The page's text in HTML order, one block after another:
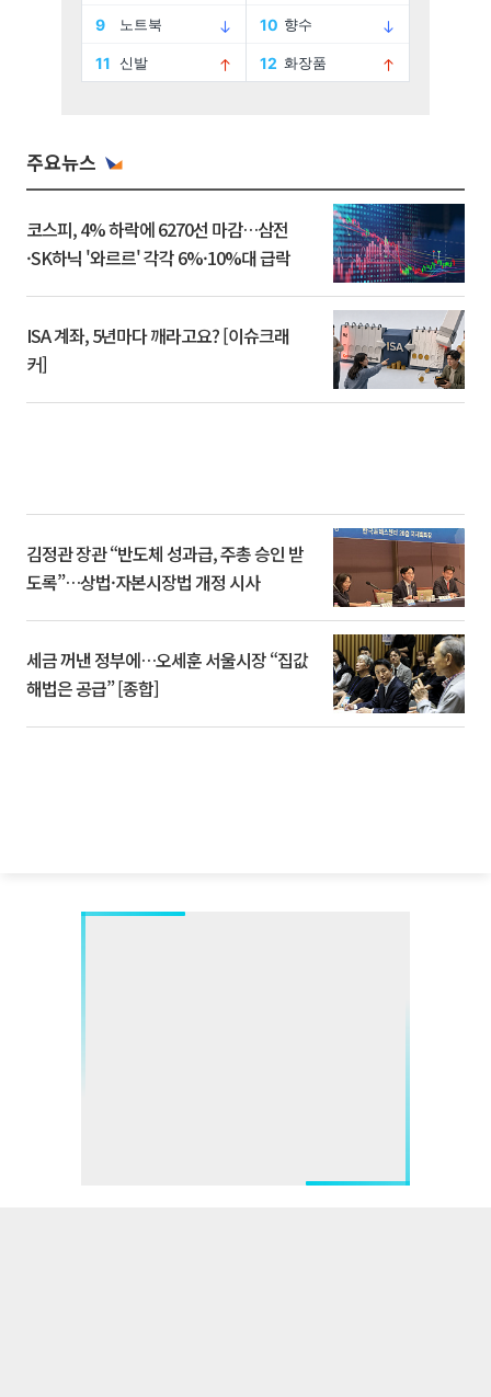
주요뉴스
코스피, 4% 하락에 6270선 마감…삼전
·SK하닉 '와르르' 각각 6%·10%대 급락
ISA 계좌, 5년마다 깨라고요? [이슈크래
커]
김정관 장관 “반도체 성과급, 주총 승인 받
도록”…상법·자본시장법 개정 시사
세금 꺼낸 정부에…오세훈 서울시장 “집값
해법은 공급” [종합]